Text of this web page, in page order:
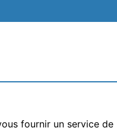
fournir un service de